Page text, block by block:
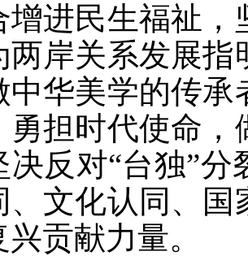
增进民生福祉
两岸关系发展
中华美学的传
勇担时代使命
决反对“台独”
、文化认同、
贡献力量。